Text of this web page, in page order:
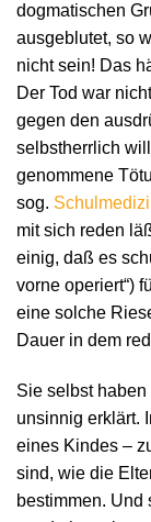
dogmatischen
ausgeblutet, so
nicht sein! Das
Der Tod war
gegen den
selbstherrlich
genommene
sog.
mit sich reden
einig, daß es
vorne operiert“)
eine solche
Dauer in dem
Sie selbst
unsinnig erklärt.
eines Kindes –
sind, wie die
bestimmen. Und